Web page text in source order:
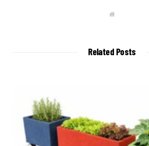
W
Related Posts